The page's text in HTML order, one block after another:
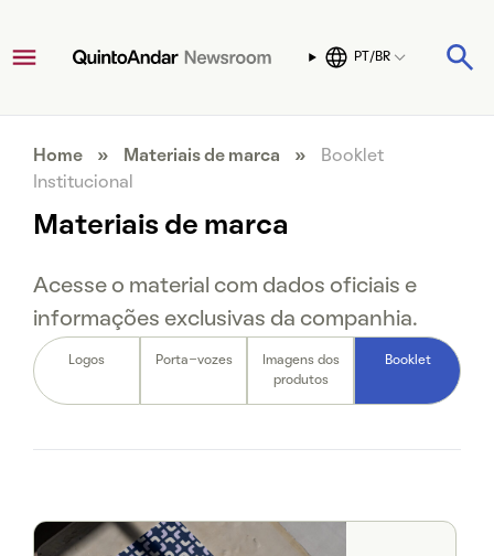
PT/BR
Home » Materiais de marca »
Booklet
Institucional
Materiais de marca
Acesse o material com dados oficiais e
informações exclusivas da companhia.
Logos Porta-vozes
Imagens dos
produtos
Booklet